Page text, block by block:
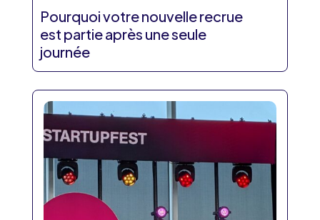
Pourquoi votre nouvelle recrue
est partie après une seule
journée